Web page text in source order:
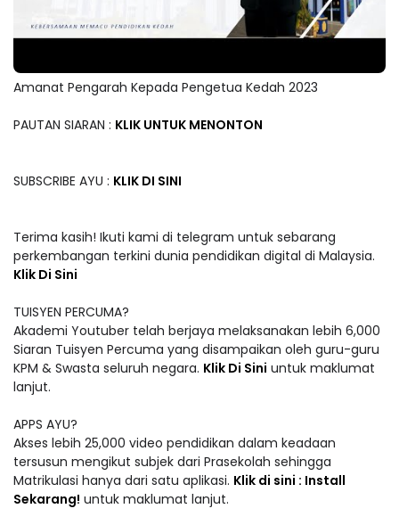
Amanat Pengarah Kepada Pengetua Kedah 2023
PAUTAN SIARAN : KLIK UNTUK MENONTON
SUBSCRIBE AYU : KLIK DI SINI
Terima kasih! Ikuti kami di telegram untuk sebarang
perkembangan terkini dunia pendidikan digital di Malaysia.
Klik Di Sini
TUISYEN PERCUMA?
Akademi Youtuber telah berjaya melaksanakan lebih 6,000
Siaran Tuisyen Percuma yang disampaikan oleh guru-guru
KPM & Swasta seluruh negara. Klik Di Sini untuk maklumat
lanjut.
APPS AYU?
Akses lebih 25,000 video pendidikan dalam keadaan
tersusun mengikut subjek dari Prasekolah sehingga
Matrikulasi hanya dari satu aplikasi. Klik di sini : Install
Sekarang! untuk maklumat lanjut.